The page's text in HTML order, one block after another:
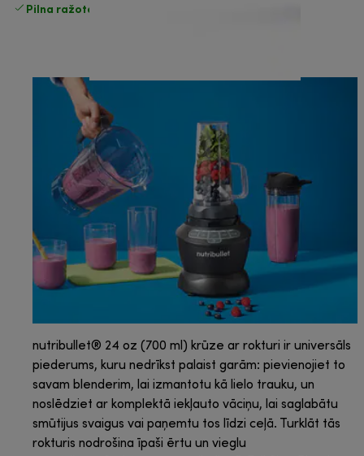
Pilna ražotāja garantija
nutribullet® 24 oz (700 ml) krūze ar rokturi ir universāls
piederums, kuru nedrīkst palaist garām: pievienojiet to
savam blenderim, lai izmantotu kā lielo trauku, un
noslēdziet ar komplektā iekļauto vāciņu, lai saglabātu
smūtijus svaigus vai paņemtu tos līdzi ceļā. Turklāt tās
rokturis nodrošina īpaši ērtu un vieglu